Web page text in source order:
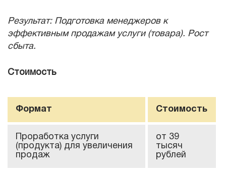
Результат: Подготовка менеджеров к
эффективным продажам услуги (товара). Рост
сбыта.
Стоимость
Формат Стоимость
Проработка услуги
(продукта) для увеличения
продаж
от 39
тысяч
рублей